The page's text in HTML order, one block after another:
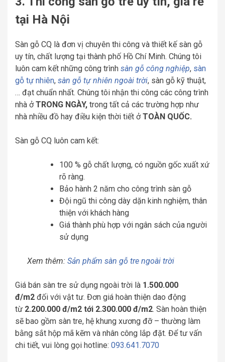
tại Hà Nội
Sàn gỗ CQ là đơn vị chuyên thi công và thiết kế sàn gỗ
uy tín, chất lượng tại thành phố Hồ Chí Minh. Chúng tôi
luôn cam kết những công trình sàn gỗ công nghiệp, sàn
gỗ tự nhiên, sàn gỗ tự nhiên ngoài trời, sàn gỗ kỹ thuật,
… đạt chuẩn nhất. Chúng tôi nhận thi công các công trình
nhà ởTRONG NGÀY, trong tất cả các trường hợp như
nhà nhiều đồ hay điều kiện thời tiết ởTOÀN QUỐC.
Sàn gỗ CQ luôn cam kết:
100 % gỗ chất lượng, có nguồn gốc xuất xứ
rõ ràng.
Bảo hành 2 năm cho công trình sàn gỗ
Đội ngũ thi công dày dặn kinh nghiệm, thân
thiện với khách hàng
Giá thành phù hợp với ngân sách của người
sử dụng
Xem thêm: Sản phẩm sàn gỗ tre ngoài trời
Giá bán sàn tre sử dụng ngoài trời là 1.500.000
đ/m2 đối với vật tư. Đơn giá hoàn thiện dao động
từ 2.200.000 đ/m2 tới 2.300.000 đ/m2. Sàn hoàn thiện
sẽ bao gồm sàn tre, hệ khung xương đỡ – thường làm
bằng sắt hộp mã kẽm và nhân công lắp đặt. Để tư vấn
chi tiết, vui lòng gọi hotline: 093.641.7070